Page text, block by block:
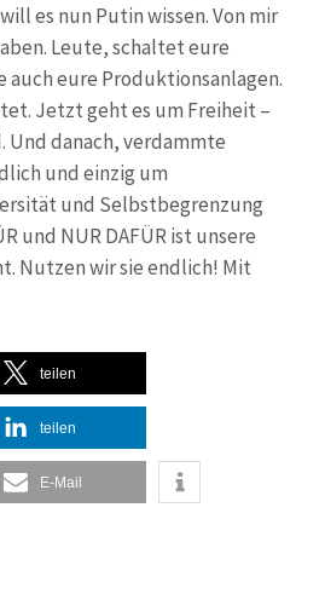
es nun Putin wissen. Von mir
Leute, schaltet eure
auch eure Produktionsanlagen.
Jetzt geht es um Freiheit –
Und danach, verdammte
und einzig um
und Selbstbegrenzung
und NUR DAFÜR ist unsere
Nutzen wir sie endlich! Mit
teilen
teilen
E-Mail